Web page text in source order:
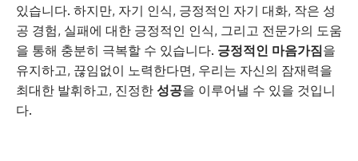
있습니다. 하지만, 자기 인식, 긍정적인 자기 대화, 작은 성
공 경험, 실패에 대한 긍정적인 인식, 그리고 전문가의 도움
을 통해 충분히 극복할 수 있습니다. 긍정적인 마음가짐을
유지하고, 끊임없이 노력한다면, 우리는 자신의 잠재력을
최대한 발휘하고, 진정한 성공을 이루어낼 수 있을 것입니
다.